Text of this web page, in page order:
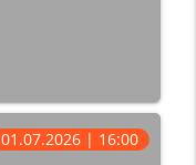
01.07.2026 | 16:00